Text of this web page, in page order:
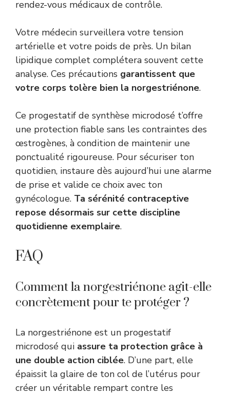
rendez-vous médicaux de contrôle.
Votre médecin surveillera votre tension
artérielle et votre poids de près. Un bilan
lipidique complet complétera souvent cette
analyse. Ces précautions garantissent que
votre corps tolère bien la norgestriénone.
Ce progestatif de synthèse microdosé t’offre
une protection fiable sans les contraintes des
œstrogènes, à condition de maintenir une
ponctualité rigoureuse. Pour sécuriser ton
quotidien, instaure dès aujourd’hui une alarme
de prise et valide ce choix avec ton
gynécologue. Ta sérénité contraceptive
repose désormais sur cette discipline
quotidienne exemplaire.
FAQ
Comment la norgestriénone agit-elle
concrètement pour te protéger ?
La norgestriénone est un progestatif
microdosé qui assure ta protection grâce à
une double action ciblée. D’une part, elle
épaissit la glaire de ton col de l’utérus pour
créer un véritable rempart contre les